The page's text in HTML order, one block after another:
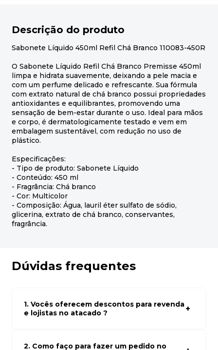
Descrição do produto
Sabonete Líquido 450ml Refil Chá Branco 110083-450R
O Sabonete Líquido Refil Chá Branco Premisse 450ml
limpa e hidrata suavemente, deixando a pele macia e
com um perfume delicado e refrescante. Sua fórmula
com extrato natural de chá branco possui propriedades
antioxidantes e equilibrantes, promovendo uma
sensação de bem-estar durante o uso. Ideal para mãos
e corpo, é dermatologicamente testado e vem em
embalagem sustentável, com redução no uso de
plástico.
Especificações:
- Tipo de produto: Sabonete Líquido
- Conteúdo: 450 ml
- Fragrância: Chá branco
- Cor: Multicolor
- Composição: Água, lauril éter sulfato de sódio,
glicerina, extrato de chá branco, conservantes,
fragrância.
Dúvidas frequentes
1. Vocês oferecem descontos para revenda
e lojistas no atacado ?
atacado empresas e compre com os melhores preços
2. Como faço para fazer um pedido no